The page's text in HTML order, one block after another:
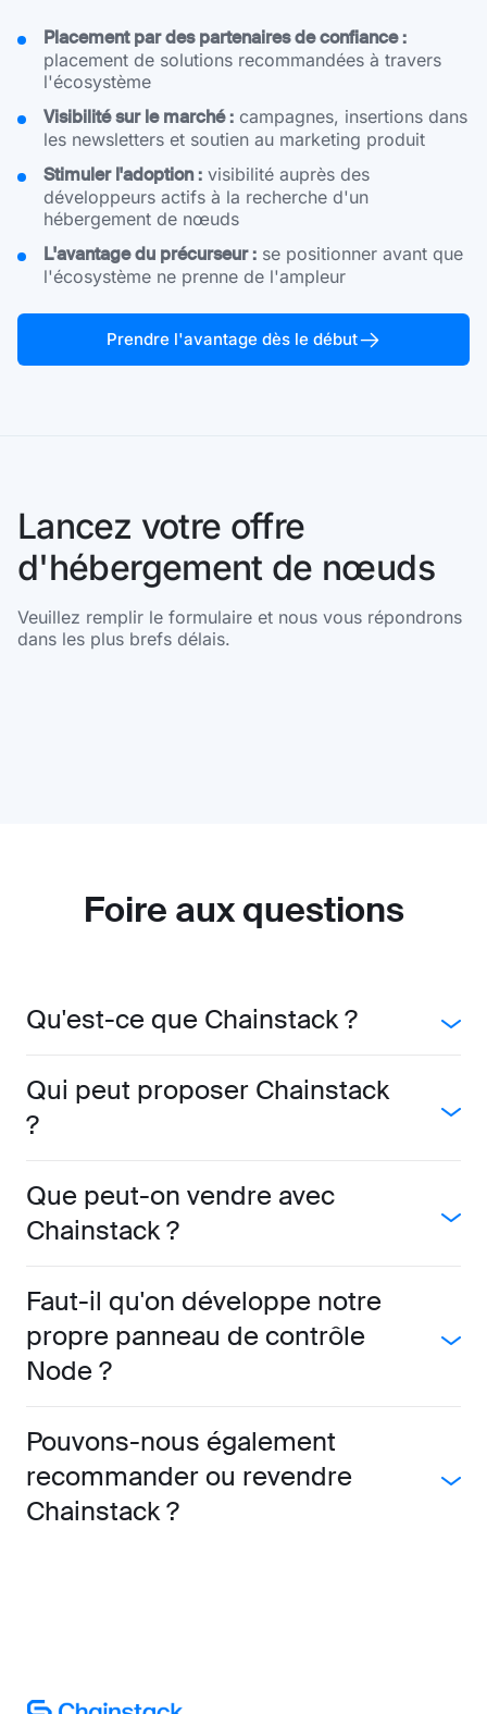
Placement par des partenaires de confiance :
placement de solutions recommandées à travers
l'écosystème
Visibilité sur le marché : campagnes, insertions dans
les newsletters et soutien au marketing produit
Stimuler l'adoption : visibilité auprès des
développeurs actifs à la recherche d'un
hébergement de nœuds
L'avantage du précurseur : se positionner avant que
l'écosystème ne prenne de l'ampleur
Prendre l'avantage dès le début
Lancez votre offre
d'hébergement de nœuds
Veuillez remplir le formulaire et nous vous répondrons
dans les plus brefs délais.
Foire aux questions
Qu'est-ce que Chainstack ?
Qui peut proposer Chainstack
?
Que peut-on vendre avec
Chainstack ?
Faut-il qu'on développe notre
propre panneau de contrôle
Node ?
Pouvons-nous également
recommander ou revendre
Chainstack ?